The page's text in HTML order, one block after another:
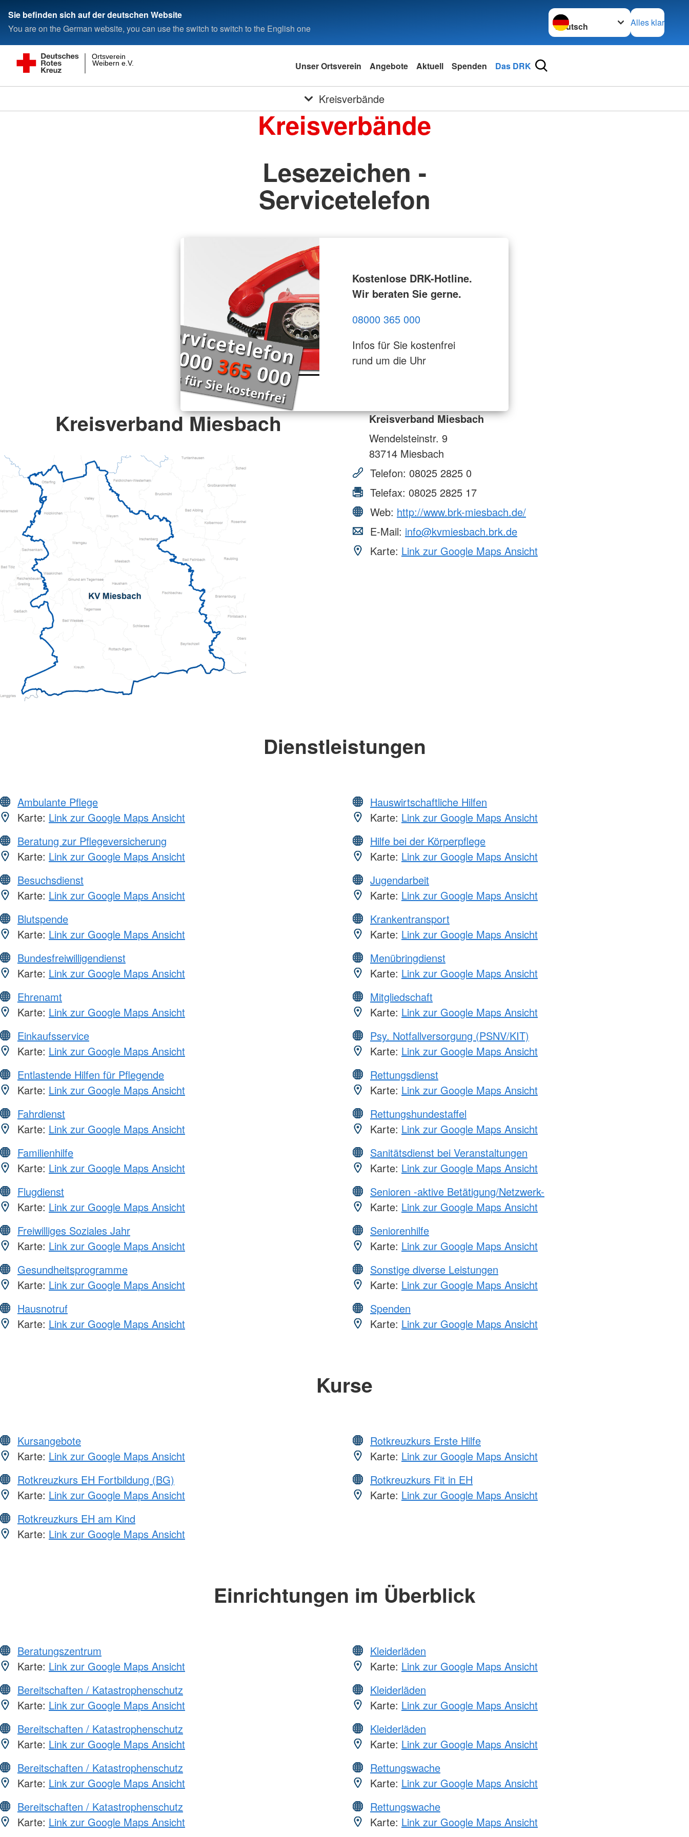
Sie befinden sich auf der deutschen Website
You are on the German website, you can use the switch to switch to the English one
Sprache wechseln zu
Alles klar
Weibern e.V.
Ortsverein
Unser Ortsverein Angebote Aktuell Spenden Das DRK
Kreisverbände
Kreisverbände
Lesezeichen -
Servicetelefon
Kostenlose DRK-Hotline.
Wir beraten Sie gerne.
08000 365 000
Infos für Sie kostenfrei
rund um die Uhr
Kreisverband Miesbach
Kreisverband Miesbach
Wendelsteinstr. 9
83714 Miesbach
Telefon: 08025 2825 0
Telefax: 08025 2825 17
Web: http://www.brk-miesbach.de/
E-Mail: info@kvmiesbach.brk.de
Karte: Link zur Google Maps Ansicht
Dienstleistungen
Ambulante Pflege
Karte: Link zur Google Maps Ansicht
Beratung zur Pflegeversicherung
Karte: Link zur Google Maps Ansicht
Besuchsdienst
Karte: Link zur Google Maps Ansicht
Blutspende
Karte: Link zur Google Maps Ansicht
Bundesfreiwilligendienst
Karte: Link zur Google Maps Ansicht
Ehrenamt
Karte: Link zur Google Maps Ansicht
Einkaufsservice
Karte: Link zur Google Maps Ansicht
Entlastende Hilfen für Pflegende
Karte: Link zur Google Maps Ansicht
Fahrdienst
Karte: Link zur Google Maps Ansicht
Familienhilfe
Karte: Link zur Google Maps Ansicht
Flugdienst
Karte: Link zur Google Maps Ansicht
Freiwilliges Soziales Jahr
Karte: Link zur Google Maps Ansicht
Gesundheitsprogramme
Karte: Link zur Google Maps Ansicht
Hausnotruf
Karte: Link zur Google Maps Ansicht
Hauswirtschaftliche Hilfen
Karte: Link zur Google Maps Ansicht
Hilfe bei der Körperpflege
Karte: Link zur Google Maps Ansicht
Jugendarbeit
Karte: Link zur Google Maps Ansicht
Krankentransport
Karte: Link zur Google Maps Ansicht
Menübringdienst
Karte: Link zur Google Maps Ansicht
Mitgliedschaft
Karte: Link zur Google Maps Ansicht
Psy. Notfallversorgung (PSNV/KIT)
Karte: Link zur Google Maps Ansicht
Rettungsdienst
Karte: Link zur Google Maps Ansicht
Rettungshundestaffel
Karte: Link zur Google Maps Ansicht
Sanitätsdienst bei Veranstaltungen
Karte: Link zur Google Maps Ansicht
Senioren -aktive Betätigung/Netzwerk-
Karte: Link zur Google Maps Ansicht
Seniorenhilfe
Karte: Link zur Google Maps Ansicht
Sonstige diverse Leistungen
Karte: Link zur Google Maps Ansicht
Spenden
Karte: Link zur Google Maps Ansicht
Kurse
Kursangebote
Karte: Link zur Google Maps Ansicht
Rotkreuzkurs EH Fortbildung (BG)
Karte: Link zur Google Maps Ansicht
Rotkreuzkurs EH am Kind
Karte: Link zur Google Maps Ansicht
Rotkreuzkurs Erste Hilfe
Karte: Link zur Google Maps Ansicht
Rotkreuzkurs Fit in EH
Karte: Link zur Google Maps Ansicht
Einrichtungen im Überblick
Beratungszentrum
Karte: Link zur Google Maps Ansicht
Bereitschaften / Katastrophenschutz
Karte: Link zur Google Maps Ansicht
Bereitschaften / Katastrophenschutz
Karte: Link zur Google Maps Ansicht
Bereitschaften / Katastrophenschutz
Karte: Link zur Google Maps Ansicht
Bereitschaften / Katastrophenschutz
Karte: Link zur Google Maps Ansicht
Kleiderläden
Karte: Link zur Google Maps Ansicht
Kleiderläden
Karte: Link zur Google Maps Ansicht
Kleiderläden
Karte: Link zur Google Maps Ansicht
Rettungswache
Karte: Link zur Google Maps Ansicht
Rettungswache
Karte: Link zur Google Maps Ansicht